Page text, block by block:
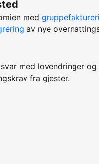
med
av nye
med lovendringer og
fra gjester.